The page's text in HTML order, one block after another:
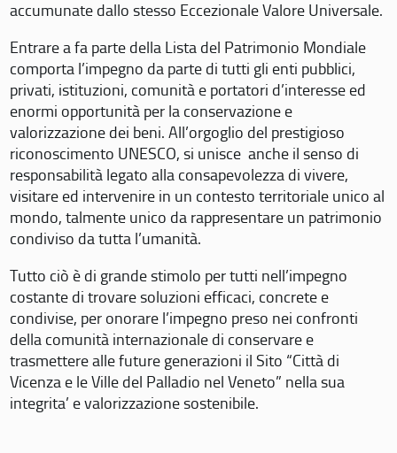
accumunate dallo stesso Eccezionale Valore Universale.
Entrare a fa parte della Lista del Patrimonio Mondiale
comporta l’impegno da parte di tutti gli enti pubblici,
privati, istituzioni, comunità e portatori d’interesse ed
enormi opportunità per la conservazione e
valorizzazione dei beni. All’orgoglio del prestigioso
riconoscimento UNESCO, si unisce anche il senso di
responsabilità legato alla consapevolezza di vivere,
visitare ed intervenire in un contesto territoriale unico al
mondo, talmente unico da rappresentare un patrimonio
condiviso da tutta l’umanità.
Tutto ciò è di grande stimolo per tutti nell’impegno
costante di trovare soluzioni efficaci, concrete e
condivise, per onorare l’impegno preso nei confronti
della comunità internazionale di conservare e
trasmettere alle future generazioni il Sito “Città di
Vicenza e le Ville del Palladio nel Veneto” nella sua
integrita’ e valorizzazione sostenibile.